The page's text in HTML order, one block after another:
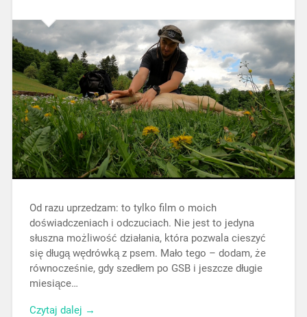
Od razu uprzedzam: to tylko film o moich
doświadczeniach i odczuciach. Nie jest to jedyna
słuszna możliwość działania, która pozwala cieszyć
się długą wędrówką z psem. Mało tego – dodam, że
równocześnie, gdy szedłem po GSB i jeszcze długie
miesiące…
Czytaj dalej →